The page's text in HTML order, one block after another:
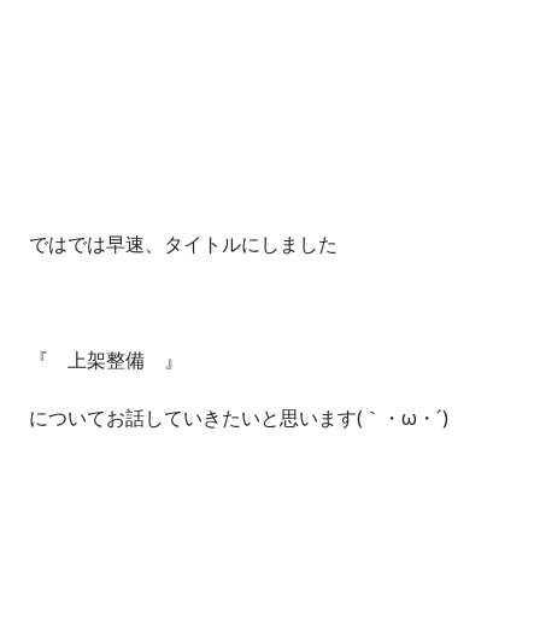
ではでは早速、タイトルにしました
『 上架整備 』
についてお話していきたいと思います(｀・ω・´)